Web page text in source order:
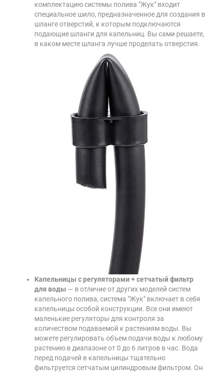
комплектацию системы полива "Жук" входит
специальное шило, предназначенное для создания в
шланге отверстий, к которым подключаются
подающие шланги для капельниц. Вы сами решаете,
в каком месте шланга лучше проделать отверстия.
Капельницы с регуляторами + сетчатый фильтр
для воды — в отличие от других моделей систем
капельного полива, система "Жук" включает в себя
капельницы особой конструкции. Все они имеют
маленькие регуляторы для контроля за
количеством подаваемой к растениям воды. Вы
можете регулировать объем подачи воды к любому
растению в диапазоне от 0 до 6 литров в час. Вода
перед подачей в капельницы тщательно
фильтруется сетчатым цилиндровым фильтром. Он